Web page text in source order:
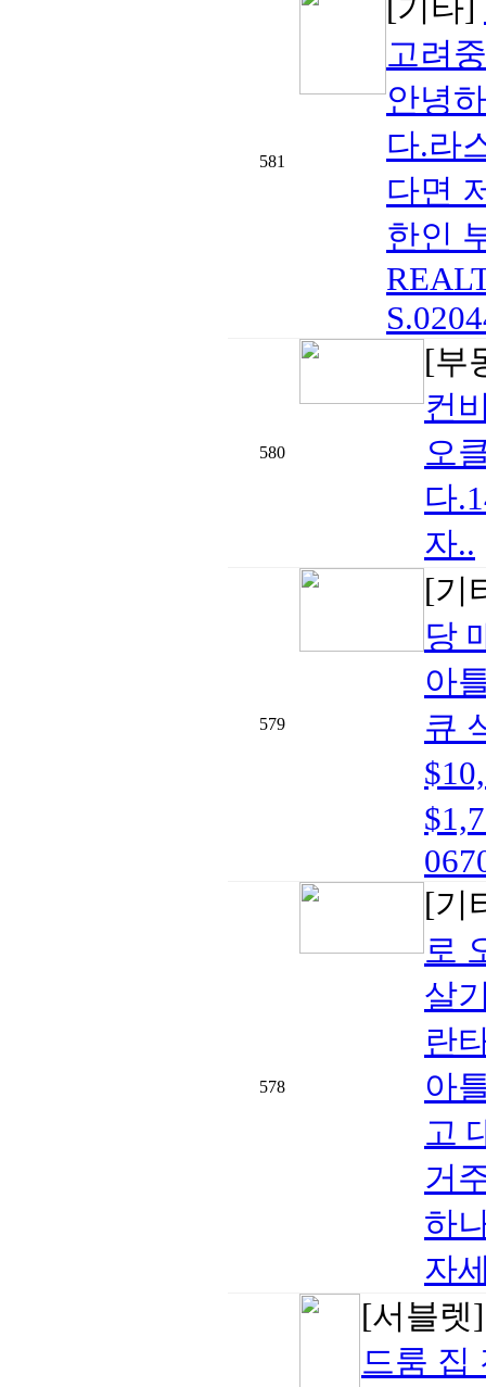
581
[기타]
고려
안녕
다.라
다면
한인
580
[부
컨
오
다
자..
579
[기
당
아
큐
578
[기
로
살
란
아
고
거
하
자
[서블
드룸 집